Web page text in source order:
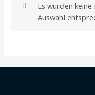
Es wurden
Auswahl